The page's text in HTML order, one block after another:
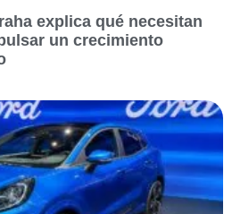
explica qué necesitan
un crecimiento